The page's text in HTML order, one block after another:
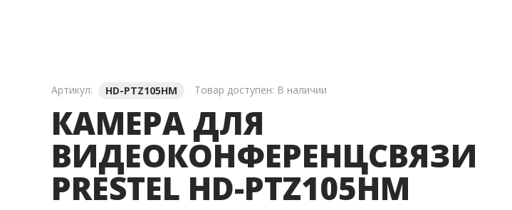
Артикул: HD-PTZ105HM Товар доступен: В наличии
КАМЕРА ДЛЯ
ВИДЕОКОНФЕРЕНЦСВЯЗИ
PRESTEL HD-PTZ105HM